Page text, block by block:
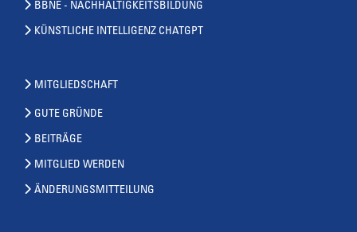
BBNE - NACHHALTIGKEITSBILDUNG
KÜNSTLICHE INTELLIGENZ CHATGPT
MITGLIEDSCHAFT
GUTE GRÜNDE
BEITRÄGE
MITGLIED WERDEN
ÄNDERUNGSMITTEILUNG